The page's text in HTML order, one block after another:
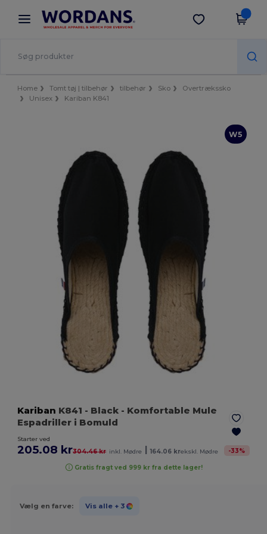
× Wordans-app
Bedre priser i appen!
Hent app
Home Tomt tøj | tilbehør tilbehør Sko
Overtrækssko
Unisex
Kariban K841
W5
Kariban K841 - Black - Komfortable Mule
Espadriller i Bomuld
Starter ved
205.08 kr304.46 kr inkl. Mødre 164.06 krekskl. Mødre -33%
Gratis fragt ved 999 kr fra dette lager!
Vælg en farve: Vis alle + 3